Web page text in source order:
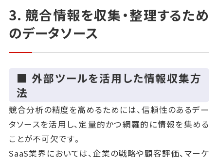
3. 競合情報を収集・整理するため
のデータソース
■ 外部ツールを活用した情報収集方
法
競合分析の精度を高めるためには、信頼性のあるデー
タソースを活用し、定量的かつ網羅的に情報を集める
ことが不可欠です。
SaaS業界においては、企業の戦略や顧客評価、マーケ